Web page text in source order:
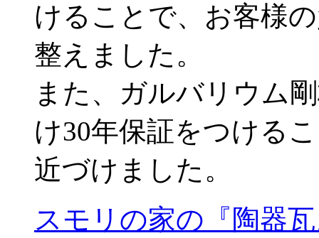
けることで、お客様
整えました。
また、ガルバリウム
け30年保証をつける
近づけました。
スモリの家の『陶器